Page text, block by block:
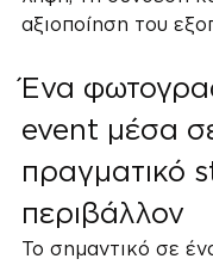
αξιοποίηση του
Ένα
event μέσα
πραγματικό
περιβάλλον
Το σημαντικό σε